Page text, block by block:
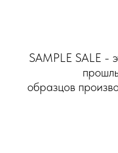
SAMPLE SALE -
образцов